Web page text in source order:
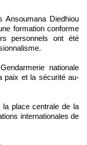
Ansoumana Diedhiou
formation conforme
personnels ont été
nationale
paix et la sécurité au-
la place centrale de la
internationales de